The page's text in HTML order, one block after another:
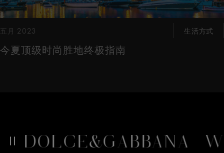
五月 2023 生活方式
今夏顶级时尚胜地终极指南